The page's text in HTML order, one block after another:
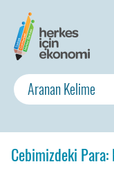
Cebimizdeki